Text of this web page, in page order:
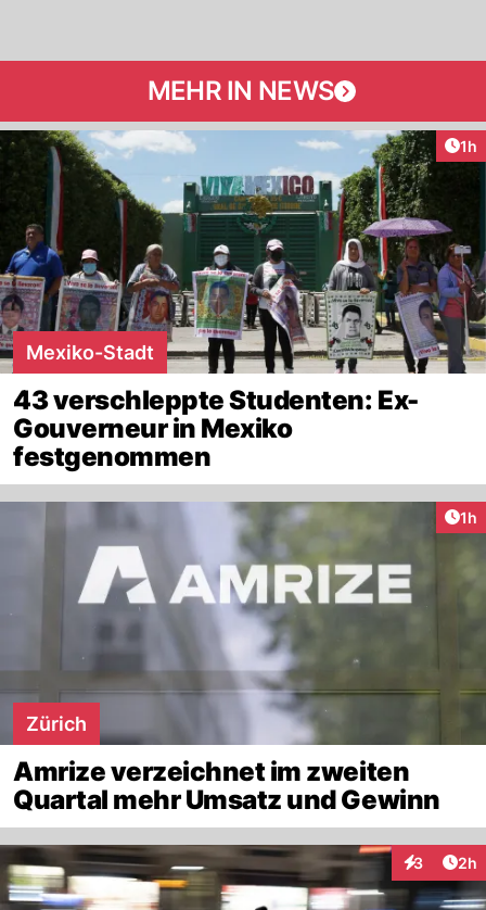
MEHR IN NEWS
1h
Mexiko-Stadt
43 verschleppte Studenten: Ex-
Gouverneur in Mexiko
festgenommen
1h
Zürich
Amrize verzeichnet im zweiten
Quartal mehr Umsatz und Gewinn
3 2h